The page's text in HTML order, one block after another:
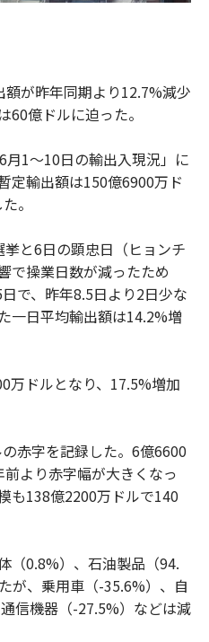
が昨年同期より12.7%減少
60億ドルに迫った。
1～10日の輸出入現況」に
定輸出額は150億6900万ド
。
と6日の顕忠日（ヒョンチ
で操業日数が減ったため
で、昨年8.5日より2日少な
一日平均輸出額は14.2%増
万ドルとなり、17.5%増加
赤字を記録した。6億6600
より赤字幅が大きくなっ
も138億2200万ドルで140
（0.8%）、石油製品（94.
が、乗用車（-35.6%）、自
信機器（-27.5%）などは減